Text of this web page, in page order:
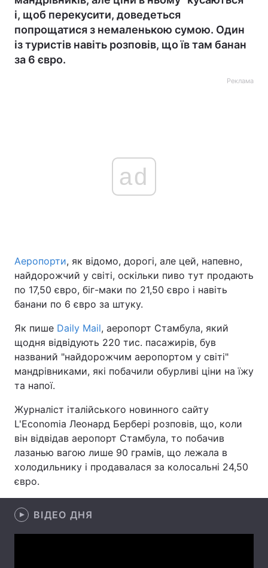
Економіка Світ
Спорт
Техно і зв'язок Лайт
Зброя Інциденти
Здоров'я
Цікавинки Погода
Екологія Регіони
Лонгріди
Відео з Youtube Статті
Інтерв'ю
і, щоб перекусити, доведеться
попрощатися з немаленькою сумою. Один
із туристів навіть розповів, що їв там банан
за 6 євро.
Реклама
ad
Аеропорти, як відомо, дорогі, але цей, напевно,
найдорожчий у світі, оскільки пиво тут продають
по 17,50 євро, біг-маки по 21,50 євро і навіть
банани по 6 євро за штуку.
Як пише Daily Mail, аеропорт Стамбула, який
щодня відвідують 220 тис. пасажирів, був
названий "найдорожчим аеропортом у світі"
мандрівниками, які побачили обурливі ціни на їжу
та напої.
Журналіст італійського новинного сайту
L'Economia Леонард Бербері розповів, що, коли
він відвідав аеропорт Стамбула, то побачив
лазанью вагою лише 90 грамів, що лежала в
холодильнику і продавалася за колосальні 24,50
євро.
ВІДЕО ДНЯ